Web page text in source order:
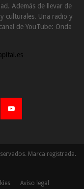
Además de llevar de
culturales. Una radio y
de YouTube: Onda
Marca registrada.
Aviso legal